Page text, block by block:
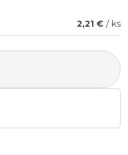
2,21 € / ks